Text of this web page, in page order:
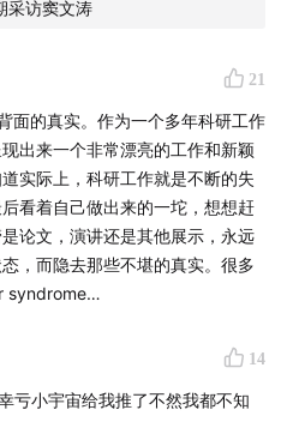
躁”，比他的公司战略值得
东西，反倒看起来比较笨：
被问到的两个问题：给观众
什么？
Rubin 对于陈年八卦的
不重要的话题上才能聊得出
采访窦文涛
21
面的真实。作为一个多年科研工作
出来一个非常漂亮的工作和新颖
实际上，科研工作就是不断的失
看着自己做出来的一坨，想想赶
论文，演讲还是其他展示，永远
，而隐去那些不堪的真实。很多
syndrome…
14
亏小宇宙给我推了不然我都不知